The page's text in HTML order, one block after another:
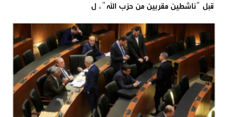
قبل "ناشطين مقربين من حزب الله"، ل